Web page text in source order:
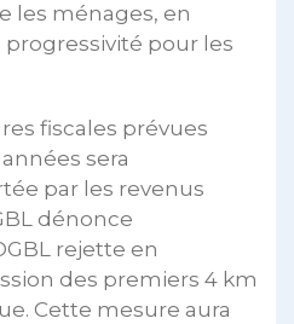
les ménages, en
pour les
fiscales prévues
sera
par les revenus
dénonce
rejette en
des premiers 4 km
Cette mesure aura